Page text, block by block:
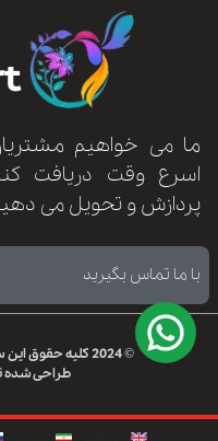
ما می خواهیم
اسرع وقت دریافت
پردازش و تحویل می
با ما تماس بگیرید
© 2024 کلیه حقوق
طراحی شده